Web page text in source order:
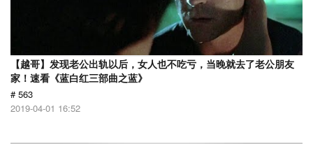
【越哥】发现老公出轨以后，女人也不吃亏，当晚就去了老公朋友
家！速看《蓝白红三部曲之蓝》
# 563
2019-04-01 16:52